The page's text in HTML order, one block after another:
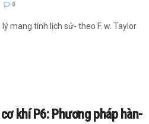
0
mang tính lịch sử- theo F. w. Taylor
khí P6: Phương pháp hàn-